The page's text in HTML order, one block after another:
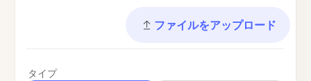
ファイルをアップロード
タイプ